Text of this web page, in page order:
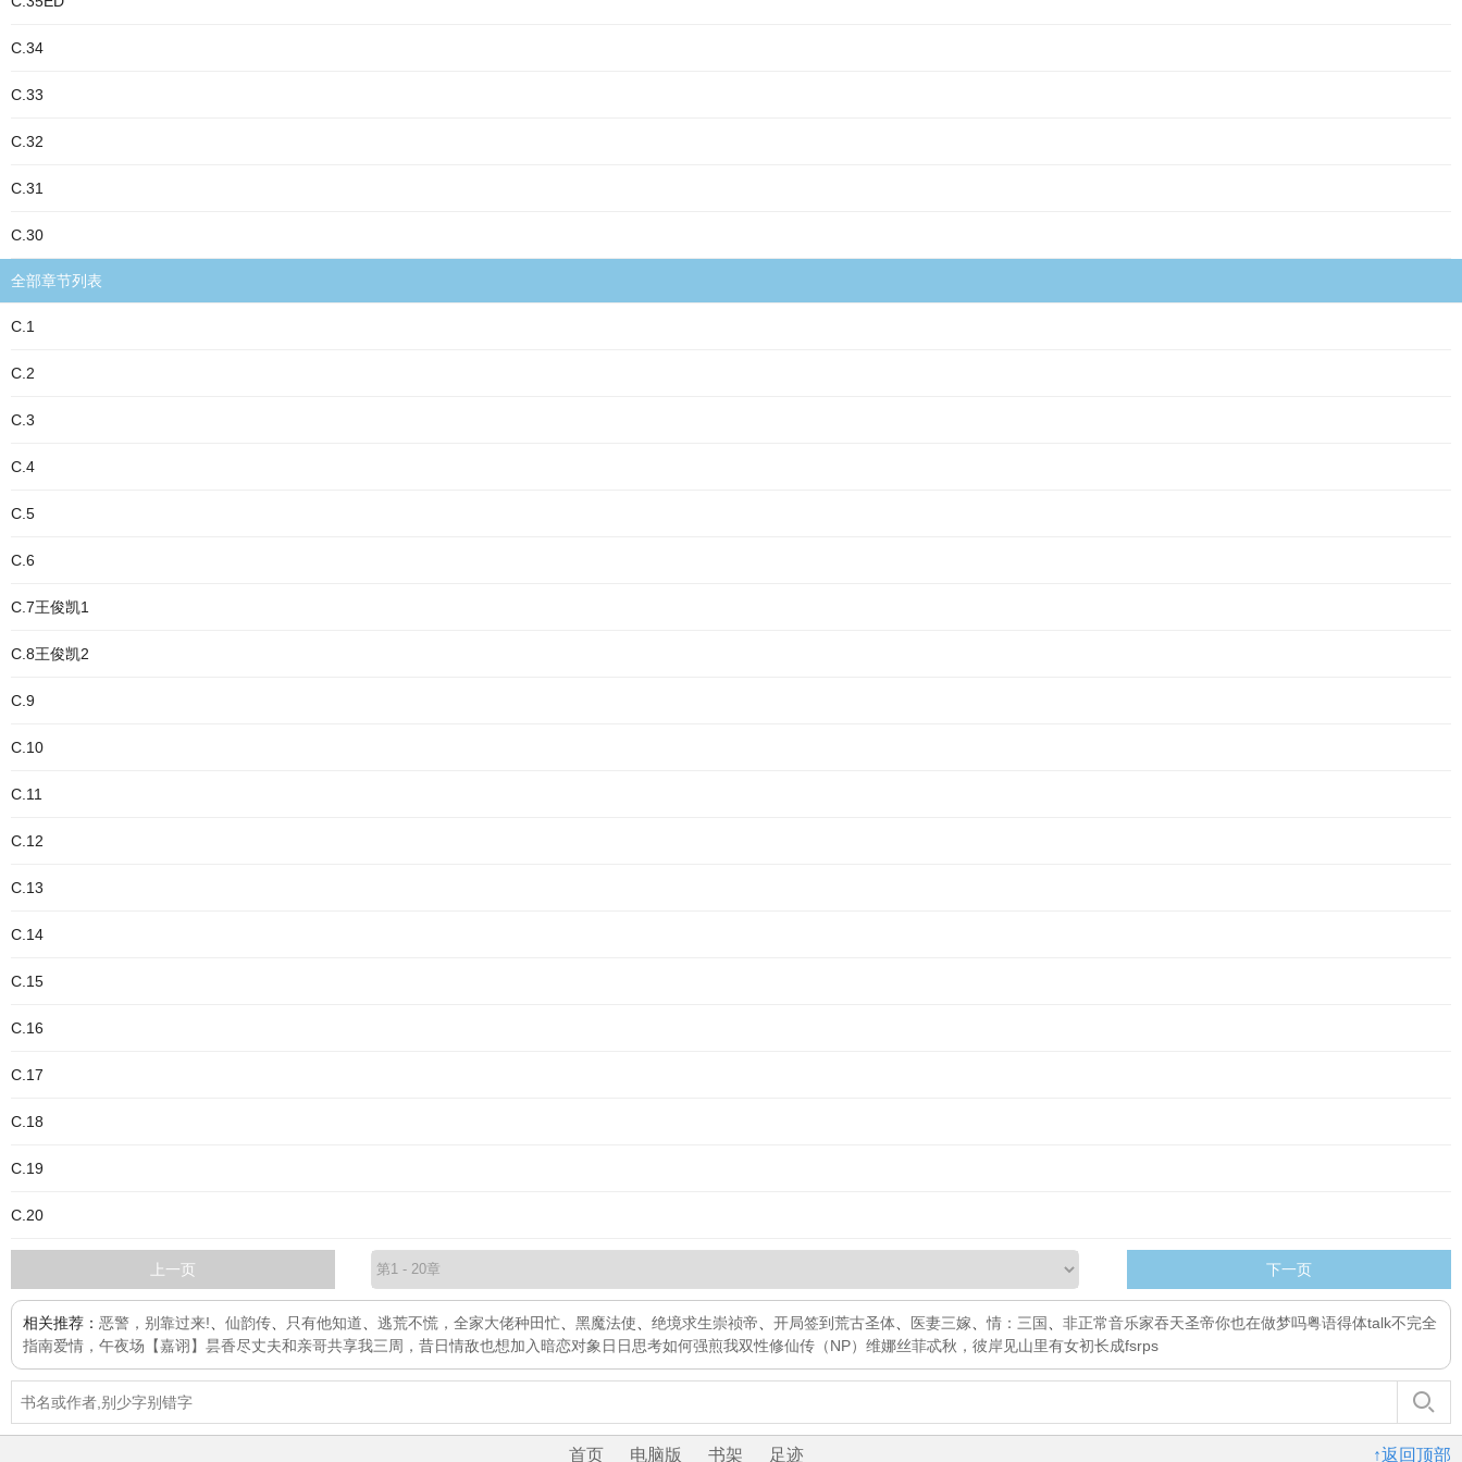
C.34
C.33
C.32
C.31
C.30
全部章节列表
C.1
C.2
C.3
C.4
C.5
C.6
C.7王俊凯1
C.8王俊凯2
C.9
C.10
C.11
C.12
C.13
C.14
C.15
C.16
C.17
C.18
C.19
C.20
上一页 下一页
相关推荐： 恶警，别靠过来! 仙韵传 只有他知道 逃荒不慌，全家大佬种田忙 黑魔法使 绝境求生崇祯帝 开局签到荒古圣体 医妻三嫁 、情：三国 非正常音乐家吞天圣帝你也在做梦吗粤语得体talk不完全
指南爱情，午夜场 【嘉诩】昙香尽丈夫和亲哥共享我三周，昔日情敌也想加入暗恋对象日日思考如何强煎我双性修仙传（NP） 维娜丝菲忒秋，彼岸见山里有女初长成fsrps
↑返回顶部
首页 电脑版 书架 足迹